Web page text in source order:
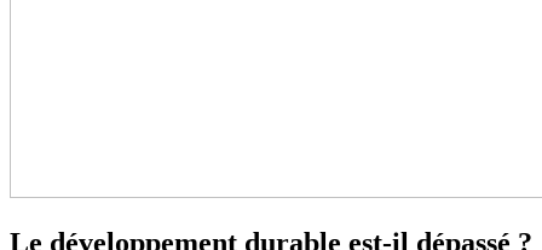
Le développement durable est-il dépassé ?